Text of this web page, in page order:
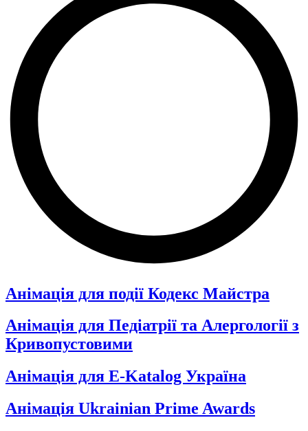
Анімація для події Кодекс Майстра
Анімація для Педіатрії та Алергології з
Кривопустовими
Анімація для E-Katalog Україна
Анімація Ukrainian Prime Awards